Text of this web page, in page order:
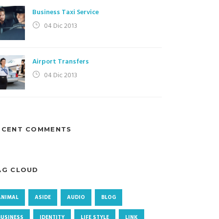
Business Taxi Service
04 Dic 2013
Airport Transfers
04 Dic 2013
COMMENTS
CLOUD
ASIDE AUDIO BLOG